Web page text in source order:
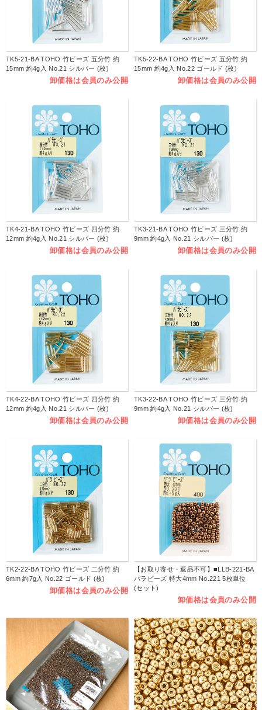
TK5-21-BA TOHO 竹ビーズ 五分竹 約
15mm 約4g入 No.21 シルバー (枚)
卸価格は会員のみ公開
TK5-22-BA TOHO 竹ビーズ 五分竹 約
15mm 約4g入 No.22 ゴールド (枚)
卸価格は会員のみ公開
TK4-21-BA TOHO 竹ビーズ 四分竹 約
12mm 約4g入 No.21 シルバー (枚)
卸価格は会員のみ公開
TK3-21-BA TOHO 竹ビーズ 三分竹 約
9mm 約4g入 No.21 シルバー (枚)
卸価格は会員のみ公開
TK4-22-BA TOHO 竹ビーズ 四分竹 約
12mm 約4g入 No.21 シルバー (枚)
卸価格は会員のみ公開
TK3-22-BA TOHO 竹ビーズ 三分竹 約
9mm 約4g入 No.21 シルバー (枚)
卸価格は会員のみ公開
TK2-22-BA TOHO 竹ビーズ 二分竹 約
6mm 約7g入 No.22 ゴールド (枚)
卸価格は会員のみ公開
【お取り寄せ・返品不可】■LLB-221-BA
バラビーズ 特大4mm No.221 5枚単位
(セット)
卸価格は会員のみ公開